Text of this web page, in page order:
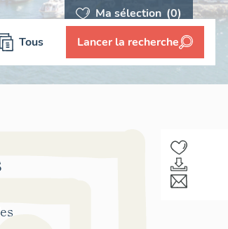
Ma sélection (0)
Tous Lancer la recherche